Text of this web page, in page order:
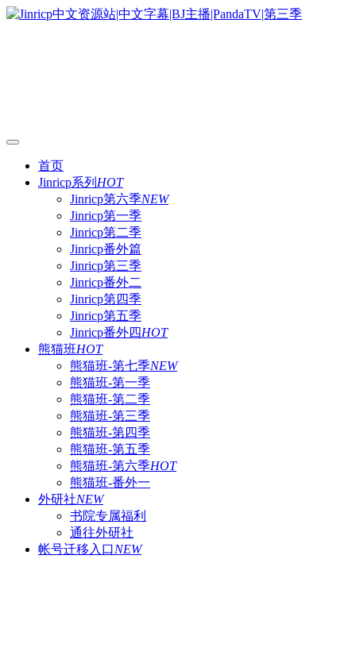
首页
Jinricp系列 HOT
Jinricp第六季NEW
Jinricp第一季
Jinricp第二季
Jinricp番外篇
Jinricp第三季
Jinricp番外二
Jinricp第四季
Jinricp第五季
Jinricp番外四HOT
熊猫班HOT
熊猫班-第七季NEW
熊猫班-第一季
熊猫班-第二季
熊猫班-第三季
熊猫班-第四季
熊猫班-第五季
熊猫班-第六季HOT
熊猫班-番外一
外研社NEW
书院专属福利
通往外研社
帐号迁移入口NEW